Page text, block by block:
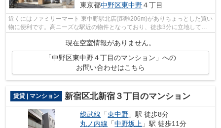
東京都中野区東中野４丁目
近くにはファミリーマート 東中野駅北店(距離206m)がありちょっとした買い
物に便利です。高ニーズな駅近の物件となっており、徒歩3分に立地してい
ます。ポイントやマイルが貯まる、嬉...
現在空室情報がありません。
「中野区東中野４丁目のマンション」への
お問い合わせはこちら
賃貸 | マンション 新宿区北新宿３丁目のマンション
総武線 「東中野 」駅 徒歩8分
丸ノ内線 「中野坂上 」駅 徒歩11分